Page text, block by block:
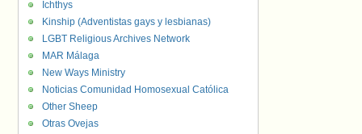
Ichthys
Kinship (Adventistas gays y lesbianas)
LGBT Religious Archives Network
MAR Málaga
New Ways Ministry
Noticias Comunidad Homosexual Católica
Other Sheep
Otras Ovejas